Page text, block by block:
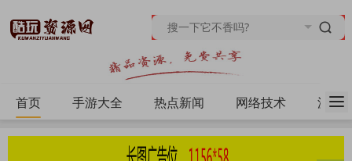
首页 手游大全 热点新闻 网络技术 源码